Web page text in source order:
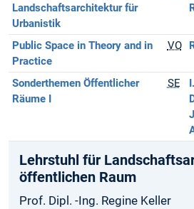
Landschaftsarchitektur für
Urbanistik
Public Space in Theory and in
Practice
VO
Sonderthemen Öffentlicher
Räume I
SE
Lehrstuhl für
öffentlichen Raum
Prof. Dipl. -Ing. Regine Keller